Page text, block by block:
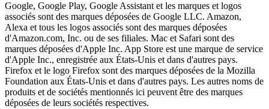
Google, Google Play, Google Assistant et les marques et logos
associés sont des marques déposées de Google LLC. Amazon,
Alexa et tous les logos associés sont des marques déposées
d'Amazon.com, Inc. ou de ses filiales. Mac et Safari sont des
marques déposées d'Apple Inc. App Store est une marque de service
d'Apple Inc., enregistrée aux États-Unis et dans d'autres pays.
Firefox et le logo Firefox sont des marques déposées de la Mozilla
Foundation aux États-Unis et dans d'autres pays. Les autres noms de
produits et de sociétés mentionnés ici peuvent être des marques
déposées de leurs sociétés respectives.